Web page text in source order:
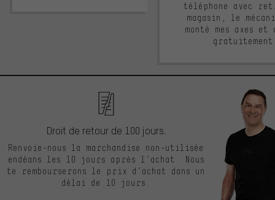
téléphone avec
magasin, le
monté mes axes et
Droit de retour de 100 jours.
Renvoie-nous la marchandise non-utilisée
endéans les 10 jours après l’achat. Nous
te rembourserons le prix d’achat dans un
délai de 10 jours.